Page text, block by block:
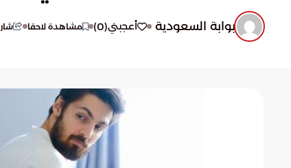
بوابة السعودية أعجبني(
0
) مشاهدة لاحقا